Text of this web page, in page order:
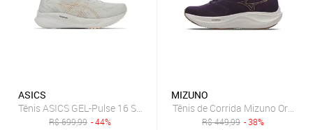
ASICS
Tênis ASICS GEL-Pulse 16 Se - Feminino - CINZA/ROSA
R$699,99 - 44%
MIZUNO
Tênis de Corrida Mizuno Oracle
R$449,99 - 38%